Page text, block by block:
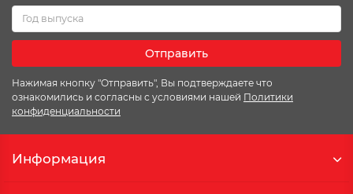
Отправить
Нажимая кнопку "Отправить", Вы подтверждаете что
ознакомились и согласны с условиями нашей Политики
конфиденциальности
Информация